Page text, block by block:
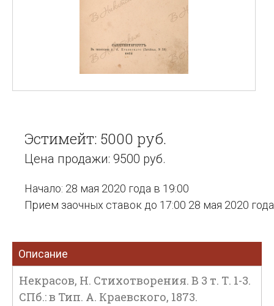
Эстимейт: 5000 руб.
Цена продажи: 9500 руб.
Начало: 28 мая 2020 года в 19:00
Прием заочных ставок до 17:00 28 мая 2020 года
Описание
Некрасов, Н. Стихотворения. В 3 т. Т. 1-3.
СПб.: в Тип. А. Краевского, 1873.